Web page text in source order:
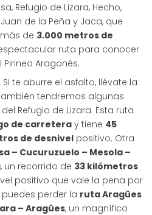
Refugio de Lizara, Hecho,
Juan de la Peña y Jaca, que
de 3.000 metros de
ruta para conocer
Aragonés.
Si te aburre el asfalto, llévate la
tendremos algunas
Refugio de Lizara. Esta ruta
de carretera y tiene 45
de desnivel positivo. Otra
– Cucuruzuelo – Mesola –
, un recorrido de 33 kilómetros
positivo que vale la pena por
perder la ruta Aragües
– Aragües, un magnífico